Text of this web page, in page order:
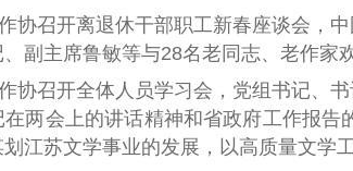
协召开离退休干部职工新春座谈会，
副主席鲁敏等与28名老同志、老作家
协召开全体人员学习会，党组书记、
两会上的讲话精神和省政府工作报
江苏文学事业的发展，以高质量文学